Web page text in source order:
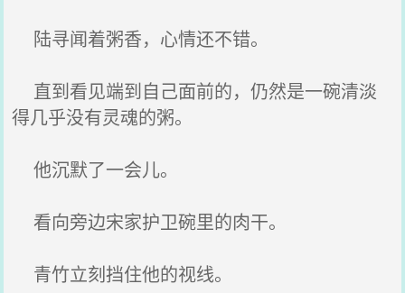
陆寻闻着粥香，心情还不错。
直到看见端到自己面前的，仍然是一碗清淡
得几乎没有灵魂的粥。
他沉默了一会儿。
看向旁边宋家护卫碗里的肉干。
青竹立刻挡住他的视线。